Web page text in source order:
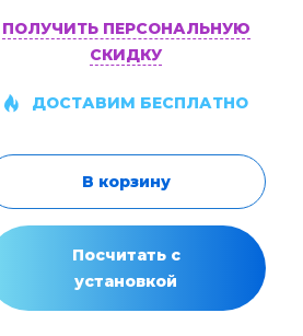
ПОЛУЧИТЬ ПЕРСОНАЛЬНУЮ
СКИДКУ
ДОСТАВИМ БЕСПЛАТНО
В корзину
Посчитать с
установкой